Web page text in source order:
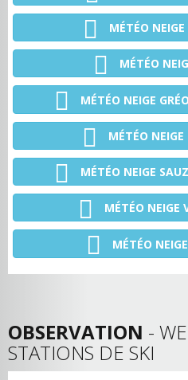
MÉTÉO
MÉTÉO
MÉTÉO
MÉTÉO NEIGE
MÉTÉO
OBSERVATION -
STATIONS DE SKI